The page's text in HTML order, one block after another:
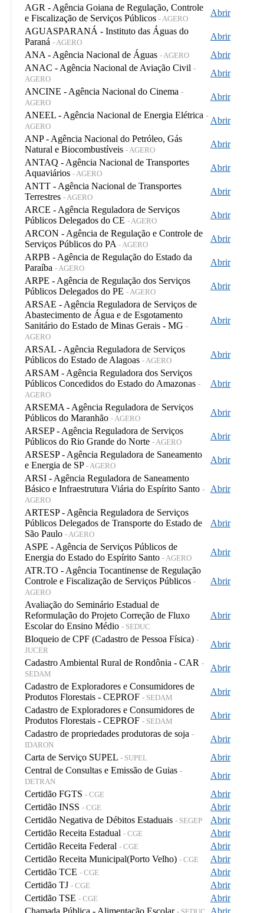
AGR - Agência Goiana de Regulação, Controle
e Fiscalização de Serviços Públicos - AGERO
Abrir
AGUASPARANÁ - Instituto das Águas do
Paraná - AGERO
Abrir
ANA - Agência Nacional de Águas - AGERO
Abrir
ANAC - Agência Nacional de Aviação Civil -
AGERO
Abrir
ANCINE - Agência Nacional do Cinema -
AGERO
Abrir
ANEEL - Agência Nacional de Energia Elétrica -
AGERO
Abrir
ANP - Agência Nacional do Petróleo, Gás
Natural e Biocombustíveis - AGERO
Abrir
ANTAQ - Agência Nacional de Transportes
Aquaviários - AGERO
Abrir
ANTT - Agência Nacional de Transportes
Terrestres - AGERO
Abrir
ARCE - Agência Reguladora de Serviços
Públicos Delegados do CE - AGERO
Abrir
ARCON - Agência de Regulação e Controle de
Serviços Públicos do PA - AGERO
Abrir
ARPB - Agência de Regulação do Estado da
Paraíba - AGERO
Abrir
ARPE - Agência de Regulação dos Serviços
Públicos Delegados do PE - AGERO
Abrir
ARSAE - Agência Reguladora de Serviços de
Abastecimento de Água e de Esgotamento
Sanitário do Estado de Minas Gerais - MG -
AGERO
Abrir
ARSAL - Agência Reguladora de Serviços
Públicos do Estado de Alagoas - AGERO
Abrir
ARSAM - Agência Reguladora dos Serviços
Públicos Concedidos do Estado do Amazonas -
AGERO
Abrir
ARSEMA - Agência Reguladora de Serviços
Públicos do Maranhão - AGERO
Abrir
ARSEP - Agência Reguladora de Serviços
Públicos do Rio Grande do Norte - AGERO
Abrir
ARSESP - Agência Reguladora de Saneamento
e Energia de SP - AGERO
Abrir
ARSI - Agência Reguladora de Saneamento
Básico e Infraestrutura Viária do Espírito Santo -
AGERO
Abrir
ARTESP - Agência Reguladora de Serviços
Públicos Delegados de Transporte do Estado de
São Paulo - AGERO
Abrir
ASPE - Agência de Serviços Públicos de
Energia do Estado do Espírito Santo - AGERO
Abrir
ATR.TO - Agência Tocantinense de Regulação
Controle e Fiscalização de Serviços Públicos -
AGERO
Abrir
Avaliação do Seminário Estadual de
Reformulação do Projeto Correção de Fluxo
Escolar do Ensino Médio - SEDUC
Abrir
Bloqueio de CPF (Cadastro de Pessoa Física) -
JUCER
Abrir
Cadastro Ambiental Rural de Rondônia - CAR -
SEDAM
Abrir
Cadastro de Exploradores e Consumidores de
Produtos Florestais - CEPROF - SEDAM
Abrir
Cadastro de Exploradores e Consumidores de
Produtos Florestais - CEPROF - SEDAM
Abrir
Cadastro de propriedades produtoras de soja -
IDARON
Abrir
Carta de Serviço SUPEL - SUPEL
Abrir
Central de Consultas e Emissão de Guias -
DETRAN
Abrir
Certidão FGTS - CGE
Abrir
Certidão INSS - CGE
Abrir
Certidão Negativa de Débitos Estaduais - SEGEP
Abrir
Certidão Receita Estadual - CGE
Abrir
Certidão Receita Federal - CGE
Abrir
Certidão Receita Municipal(Porto Velho) - CGE
Abrir
Certidão TCE - CGE
Abrir
Certidão TJ - CGE
Abrir
Certidão TSE - CGE
Abrir
Chamada Pública - Alimentação Escolar
Abrir